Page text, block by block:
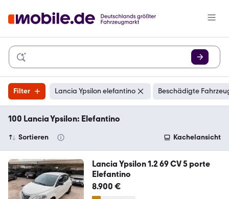
Filter Lancia Ypsilon elefantino Beschädigte
100 Lancia Ypsilon: Elefantino
Sortieren Kachelansicht
Lancia Ypsilon 1.2 69 CV 5 porte
Elefantino
8.900 €